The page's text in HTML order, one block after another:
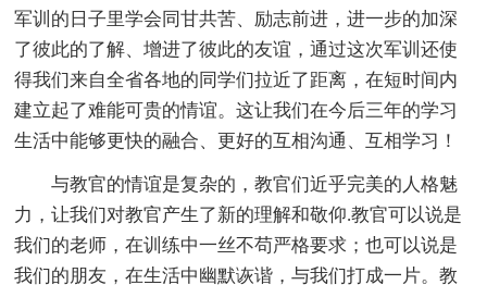
军训的日子里学会同甘共苦、励志前进，进一步的加深
了彼此的了解、增进了彼此的友谊，通过这次军训还使
得我们来自全省各地的同学们拉近了距离，在短时间内
建立起了难能可贵的情谊。这让我们在今后三年的学习
生活中能够更快的融合、更好的互相沟通、互相学习！
与教官的情谊是复杂的，教官们近乎完美的人格魅
力，让我们对教官产生了新的理解和敬仰.教官可以说是
我们的老师，在训练中一丝不苟严格要求；也可以说是
我们的朋友，在生活中幽默诙谐，与我们打成一片。教